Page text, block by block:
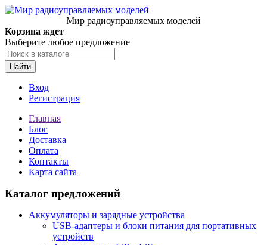
Мир радиоуправляемых моделей
Корзина ждет
Выберите любое предложение
Найти
Вход
Регистрация
Главная
Блог
Доставка
Оплата
Контакты
Карта сайта
Каталог предложений
Аккумуляторы и зарядные устройства
USB-адаптеры и блоки питания для портативных
устройств